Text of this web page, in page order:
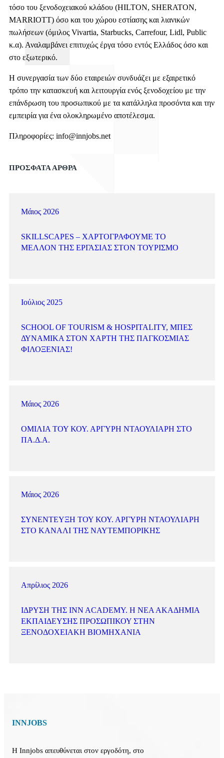
τόσο του ξενοδοχειακού κλάδου (HILTON, SHERATON,
MARRIOTT) όσο και του χώρου εστίασης και λιανικών
πωλήσεων (όμιλος Vivartia, Starbucks, Carrefour, Lidl, Public
κ.α). Αναλαμβάνει επιτυχώς έργα τόσο εντός Ελλάδος όσο και
στο εξωτερικό.
Η συνεργασία των δύο εταιρειών συνδυάζει με εξαιρετικό
τρόπο την κατασκευή και λειτουργία ενός ξενοδοχείου με την
επάνδρωση του προσωπικού με τα κατάλληλα προσόντα και την
εμπειρία για ένα ολοκληρωμένο αποτέλεσμα.
Πληροφορίες: info@innjobs.net
ΠΡΟΣΦΑΤΑ ΑΡΘΡΑ
Μάιος 2026
SKILLSCAPES – ΧΑΡΤΟΓΡΑΦΟΎΜΕ ΤΟ
ΜΈΛΛΟΝ ΤΗΣ ΕΡΓΑΣΊΑΣ ΣΤΟΝ ΤΟΥΡΙΣΜΌ
Ιούλιος 2025
SCHOOL OF TOURISM & HOSPITALITY, ΜΠΕΣ
ΔΥΝΑΜΙΚΆ ΣΤΟΝ ΧΆΡΤΗ ΤΗΣ ΠΑΓΚΌΣΜΙΑΣ
ΦΙΛΟΞΕΝΊΑΣ!
Μάιος 2026
ΟΜΙΛΊΑ ΤΟΥ ΚΟΥ. ΑΡΓΎΡΗ ΝΤΑΟΥΛΙΆΡΗ ΣΤΟ
ΠΑ.Δ.Α.
Μάιος 2026
ΣΥΝΈΝΤΕΥΞΗ ΤΟΥ ΚΟΥ. ΑΡΓΎΡΗ ΝΤΑΟΥΛΙΆΡΗ
ΣΤΟ ΚΑΝΆΛΙ ΤΗΣ ΝΑΥΤΕΜΠΟΡΙΚΉΣ
Απρίλιος 2026
ΊΔΡΥΣΗ ΤΗΣ INN ACADEMY. Η ΝΈΑ ΑΚΑΔΗΜΊΑ
ΕΚΠΑΊΔΕΥΣΗΣ ΠΡΟΣΩΠΙΚΟΎ ΣΤΗΝ
ΞΕΝΟΔΟΧΕΙΑΚΉ ΒΙΟΜΗΧΑΝΊΑ
INNJOBS
Η Innjobs απευθύνεται στον εργοδότη, στο